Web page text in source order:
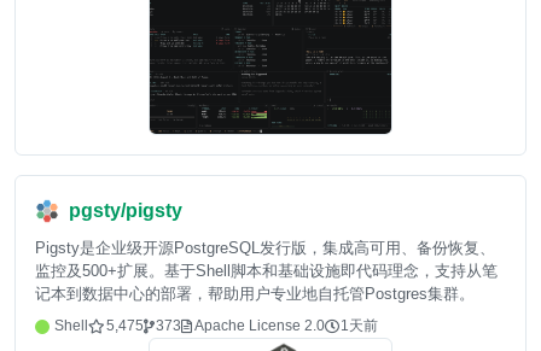
pgsty/pigsty
Pigsty是企业级开源PostgreSQL发行版，集成高可用、备份恢复、
监控及500+扩展。基于Shell脚本和基础设施即代码理念，支持从笔
记本到数据中心的部署，帮助用户专业地自托管Postgres集群。
Shell 5,475 373 Apache License 2.0 1天前